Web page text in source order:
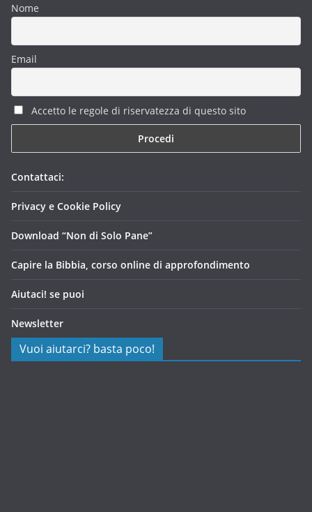
Nome
Email
Accetto le regole di riservatezza di questo sito
Contattaci:
Privacy e Cookie Policy
Download “Non di Solo Pane”
Capire la Bibbia, corso online di approfondimento
Aiutaci! se puoi
Newsletter
Vuoi aiutarci? basta poco!